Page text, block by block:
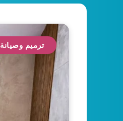
ترميم وصيانة